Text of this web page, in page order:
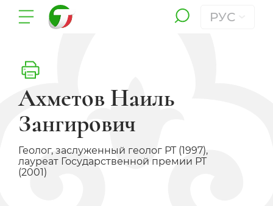
РУС
Ахметов Наиль
Зангирович
Геолог, заслуженный геолог РТ (1997),
лауреат Государственной премии РТ
(2001)